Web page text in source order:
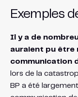
Exemples
Il y a de
auraient pu être
communication
lors de la
BP a été